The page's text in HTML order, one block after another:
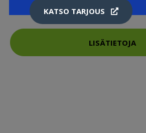
42.42 EUR 49.9 EUR
LISÄTIETOJA
KATSO TARJOUS